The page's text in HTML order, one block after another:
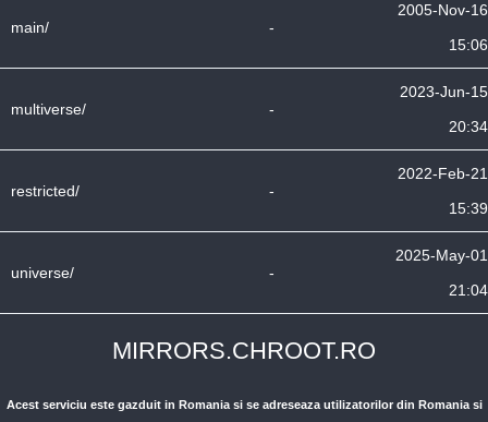
main/ -
2005-Nov-16
15:06
multiverse/ -
2023-Jun-15
20:34
restricted/ -
2022-Feb-21
15:39
universe/ -
2025-May-01
21:04
MIRRORS.CHROOT.RO
Acest serviciu este gazduit in Romania si se adreseaza utilizatorilor din Romania si